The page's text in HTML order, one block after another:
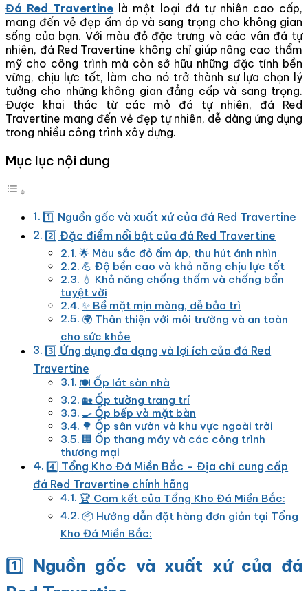
Đá Red Travertine là một loại đá tự nhiên cao cấp,
mang đến vẻ đẹp ấm áp và sang trọng cho không gian
sống của bạn. Với màu đỏ đặc trưng và các vân đá tự
nhiên, đá Red Travertine không chỉ giúp nâng cao thẩm
mỹ cho công trình mà còn sở hữu những đặc tính bền
vững, chịu lực tốt, làm cho nó trở thành sự lựa chọn lý
tưởng cho những không gian đẳng cấp và sang trọng.
Được khai thác từ các mỏ đá tự nhiên, đá Red
Travertine mang đến vẻ đẹp tự nhiên, dễ dàng ứng dụng
trong nhiều công trình xây dựng.
Mục lục nội dung
1️⃣ Nguồn gốc và xuất xứ của đá Red Travertine
2️⃣ Đặc điểm nổi bật của đá Red Travertine
🌟 Màu sắc đỏ ấm áp, thu hút ánh nhìn
💪 Độ bền cao và khả năng chịu lực tốt
💧 Khả năng chống thấm và chống bẩn
tuyệt vời
✨ Bề mặt mịn màng, dễ bảo trì
🌍 Thân thiện với môi trường và an toàn
cho sức khỏe
3️⃣ Ứng dụng đa dạng và lợi ích của đá Red
Travertine
🍽️ Ốp lát sàn nhà
🏡 Ốp tường trang trí
🍳 Ốp bếp và mặt bàn
🌳 Ốp sân vườn và khu vực ngoài trời
🏢 Ốp thang máy và các công trình
thương mại
4️⃣ Tổng Kho Đá Miền Bắc – Địa chỉ cung cấp
đá Red Travertine chính hãng
🏆 Cam kết của Tổng Kho Đá Miền Bắc:
📦 Hướng dẫn đặt hàng đơn giản tại Tổng
Kho Đá Miền Bắc:
1️⃣ Nguồn gốc và xuất xứ của đá